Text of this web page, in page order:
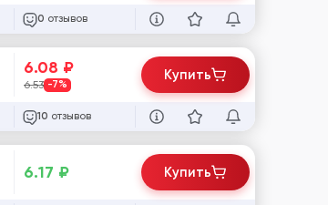
0 отзывов
6.08 ₽
6.53 -7%
10 отзывов
Купить
6.17 ₽ Купить